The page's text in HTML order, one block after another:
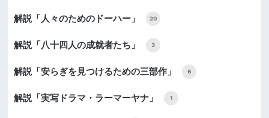
解説「人々のためのドーハー」 20
解説「八十四人の成就者たち」 3
解説「安らぎを見つけるための三部作」 6
解説「実写ドラマ・ラーマーヤナ」 1